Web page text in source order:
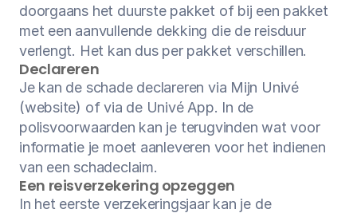
doorgaans het duurste pakket of bij een pakket
met een aanvullende dekking die de reisduur
verlengt. Het kan dus per pakket verschillen.
Declareren
Je kan de schade declareren via Mijn Univé
(website) of via de Univé App. In de
polisvoorwaarden kan je terugvinden wat voor
informatie je moet aanleveren voor het indienen
van een schadeclaim.
Een reisverzekering opzeggen
In het eerste verzekeringsjaar kan je de